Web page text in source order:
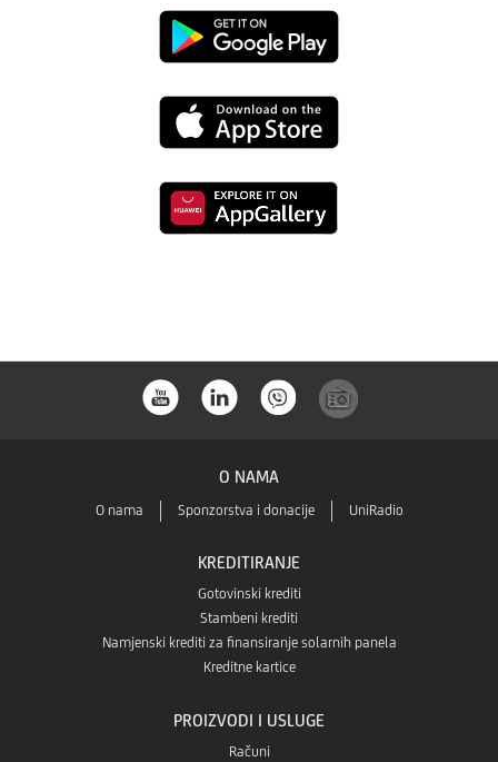
Preuzmi
Google
Playa
Preuzmi
App
Preuzmi
O NAMA
O nama Sponzorstva i donacije UniRadio
KREDITIRANJE
Gotovinski krediti
Stambeni krediti
Namjenski krediti za finansiranje solarnih panela
Kreditne kartice
PROIZVODI I USLUGE
Računi